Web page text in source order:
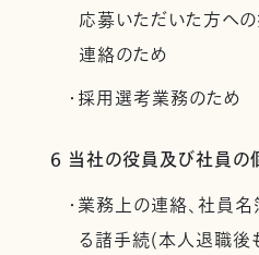
応募いただいた方へ
連絡のため
・採用選考業務のため
6 当社の役員及び社員の
・業務上の連絡、社員
る諸手続(本人退職後